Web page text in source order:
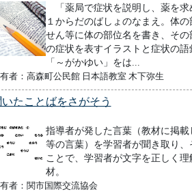
「薬局で症状を説明し、薬を
１からだのばしょのなまえ。体
せん等に体の部位名を書き、そ
の症状を表すイラストと症状の語
「～がかゆい」をは...
者：高森町公民館 日本語教室 木下弥生
たことばをさがそう
指導者が発した言葉（教材に掲
等の言葉）を学習者が聞き取り
ことで、学習者が文字を正しく
材。
者：関市国際交流協会